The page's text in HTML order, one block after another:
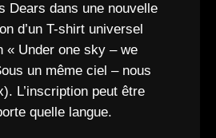
Dears dans une nouvelle
d’un T-shirt universel
« Under one sky – we
un même ciel – nous
L’inscription peut être
quelle langue.